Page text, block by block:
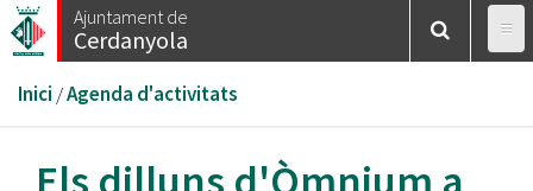
Vés
al
Ajuntament de
Cerdanyola
Esteu
aquí
Inici /Agenda d'activitats